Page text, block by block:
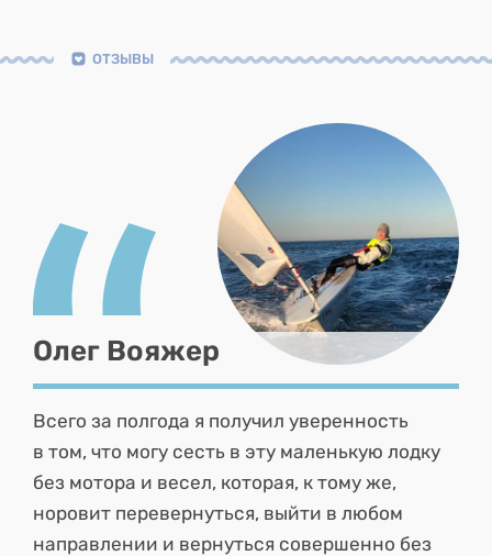
ОТЗЫВЫ
Олег Вояжер
Всего за полгода я получил уверенность
в том, что могу сесть в эту маленькую лодку
без мотора и весел, которая, к тому же,
норовит перевернуться, выйти в любом
направлении и вернуться совершенно без